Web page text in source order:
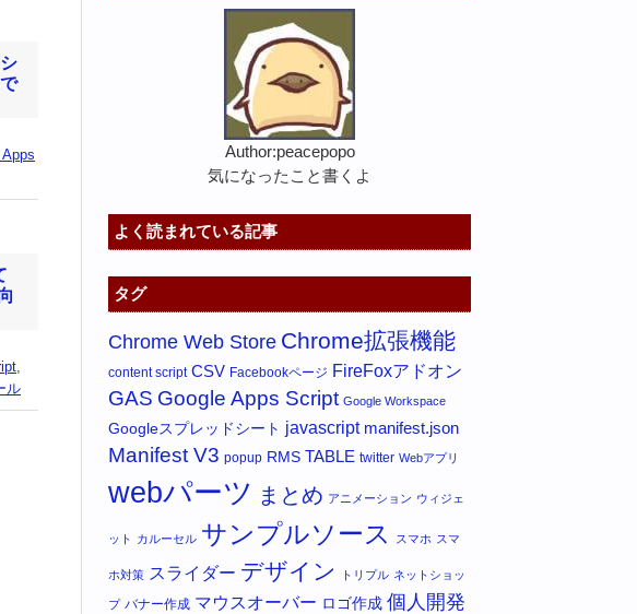
ル
Author:peacepopo
気になったこと書くよ
よく読まれている記事
タグ
Chrome Web Store Chrome拡張機能
content script CSV Facebookページ FireFoxアドオン
GAS Google Apps Script Google Workspace
Googleスプレッドシート javascript manifest.json
Manifest V3 popup RMS TABLE twitter Webアプリ
webパーツ まとめ アニメーション ウィジェ
ット カルーセル サンプルソース スマホ スマ
ホ対策 スライダー デザイン トリプル ネットショッ
プ バナー作成 マウスオーバー ロゴ作成 個人開発